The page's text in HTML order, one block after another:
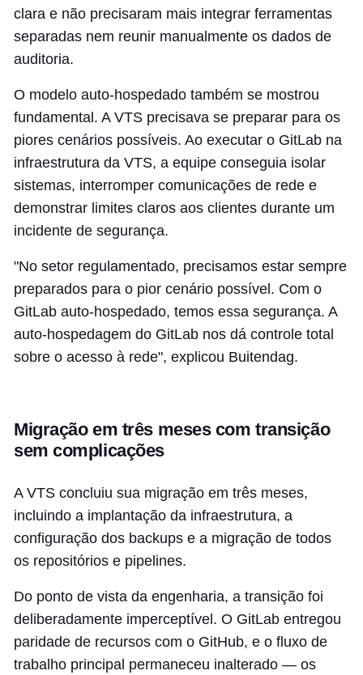
clara e não precisaram mais integrar ferramentas
separadas nem reunir manualmente os dados de
auditoria.
O modelo auto-hospedado também se mostrou
fundamental. A VTS precisava se preparar para os
piores cenários possíveis. Ao executar o GitLab na
infraestrutura da VTS, a equipe conseguia isolar
sistemas, interromper comunicações de rede e
demonstrar limites claros aos clientes durante um
incidente de segurança.
"No setor regulamentado, precisamos estar sempre
preparados para o pior cenário possível. Com o
GitLab auto-hospedado, temos essa segurança. A
auto-hospedagem do GitLab nos dá controle total
sobre o acesso à rede", explicou Buitendag.
Migração em três meses com transição
sem complicações
A VTS concluiu sua migração em três meses,
incluindo a implantação da infraestrutura, a
configuração dos backups e a migração de todos
os repositórios e pipelines.
Do ponto de vista da engenharia, a transição foi
deliberadamente imperceptível. O GitLab entregou
paridade de recursos com o GitHub, e o fluxo de
trabalho principal permaneceu inalterado — os